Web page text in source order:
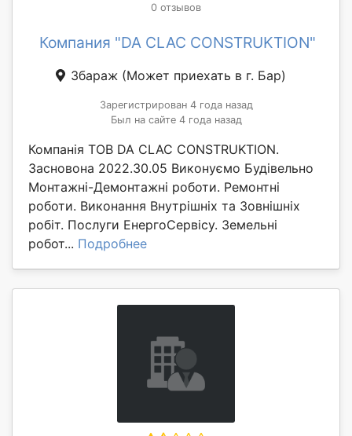
0 отзывов
Компания "DA CLAC CONSTRUKTION"
Збараж (Может приехать в г. Бар)
Зарегистрирован 4 года назад
Был на сайте 4 года назад
Компанія ТОВ DA CLAC CONSTRUKTION.
Засновона 2022.30.05 Виконуємо Будівельно
Монтажні-Демонтажні роботи. Ремонтні
роботи. Виконання Внутрішніх та Зовнішніх
робіт. Послуги ЕнергоСервісу. Земельні
робот... Подробнее